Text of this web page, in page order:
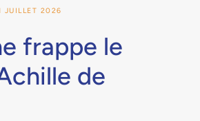
frappe le
de
JUILLET 2026